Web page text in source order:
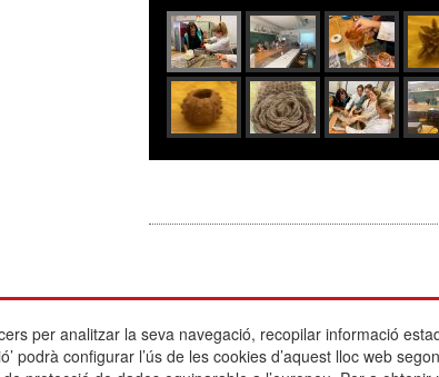
Actualitat
L'escola
per analitzar la seva navegació, recopilar informació
podrà configurar l’ús de les cookies d’aquest lloc web